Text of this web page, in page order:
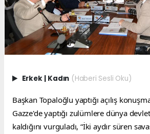
Erkek | Kadın (Haberi Sesli Oku)
Başkan Topaloğlu yaptığı açılış
Gazze'de yaptığı zulümlere dünya
kaldığını vurguladı, “İki aydır süren